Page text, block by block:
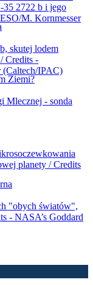
Ziemi?